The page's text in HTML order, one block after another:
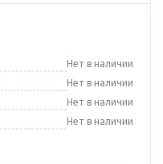
Нет в наличии
Нет в наличии
Нет в наличии
Нет в наличии